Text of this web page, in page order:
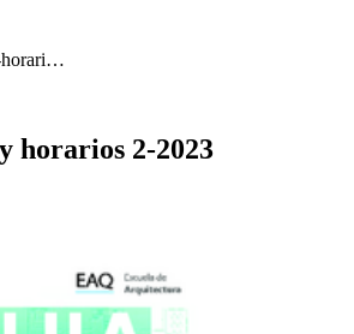
horari…
horarios 2-2023